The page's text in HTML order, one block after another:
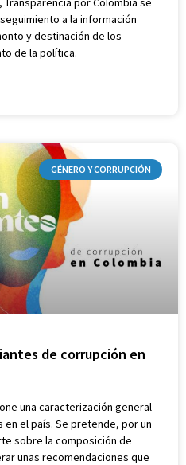
a la información
y destinación de los
de la política.
GÉNERO Y CORRUPCIÓN
de corrupción en
una caracterización general
el país. Se pretende, por un
sobre la composición de
unas recomendaciones que